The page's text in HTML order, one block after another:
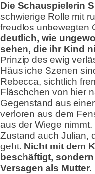
Die Schauspielerin
schwierige Rolle mit
freudlos unbewegten
deutlich, wie
sehen, die ihr Kind
Prinzip des ewig
Häusliche Szenen
Rebecca, sichtlich
Fläschchen von hier
Gegenstand aus
verloren aus dem
aus der Wiege
Zustand auch Julian,
geht. Nicht mit dem
beschäftigt,
Versagen als Mutter.